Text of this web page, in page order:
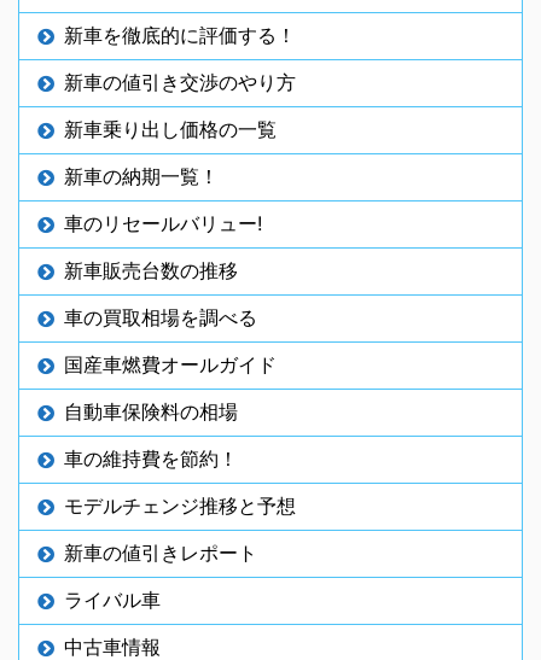
新車を徹底的に評価する！
新車の値引き交渉のやり方
新車乗り出し価格の一覧
新車の納期一覧！
車のリセールバリュー!
新車販売台数の推移
車の買取相場を調べる
国産車燃費オールガイド
自動車保険料の相場
車の維持費を節約！
モデルチェンジ推移と予想
新車の値引きレポート
ライバル車
中古車情報